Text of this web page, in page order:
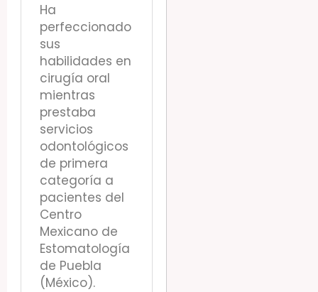
Ha
perfeccionado
sus
habilidades en
cirugía oral
mientras
prestaba
servicios
odontológicos
de primera
categoría a
pacientes del
Centro
Mexicano de
Estomatología
de Puebla
(México).